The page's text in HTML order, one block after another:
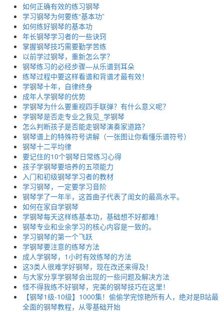
如何正确有效的练习钢琴
学习钢琴为何要练“基本功”
如何练好钢琴的基本功
年长钢琴学习者的一些诀窍
掌握钢琴技巧需要勤学苦练
以前学过钢琴，重新怎么学？
钢琴练习的必经步骤—从乐谱到耳朵
练琴过程中要这样看谱和背谱才最有效！
学钢琴十年，自律终身
成年人学钢琴的优势
学钢琴为什么要重视四手联弹？有什么意义呢？
学钢琴是否走专业之我见_学钢琴
怎么判断孩子是否能走钢琴演奏家道路？
钢琴谱上的特殊符号讲解（一张图让你看懂乐谱符号）
钢琴十二平均律
要记住的10个钢琴日常练习心得
孩子学钢琴要培养的五项能力
入门和初级钢琴学习者的教材
学习钢琴，一定要学习音阶
钢琴学了一年半，这首曲子代表了闺女的最高水平。
如何在家自学钢琴
学钢琴每天这样练基本功，基础想不好都难！
钢琴专业和业余学习的核心内容是一致的。
学习钢琴的第一个飞跃
学钢琴要注意的练琴方法
成人学钢琴，1小时有效练琴的方法
这3类人很难学好钢琴，现在改还来得及！
与大家分享学钢琴会出现的一些问题及解决方法
怪不得我练不好钢琴，完美的钢琴技巧在这里！
【钢琴1级-10级】1000集！偷偷学完惊艳所有人，绝对是B站最
全面的钢琴教程，从零基础开始